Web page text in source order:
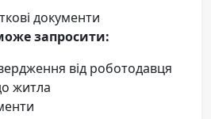
документи
запросити:
від роботодавця
житла